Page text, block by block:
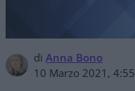
di Anna Bono
10 Marzo 2021, 4:55